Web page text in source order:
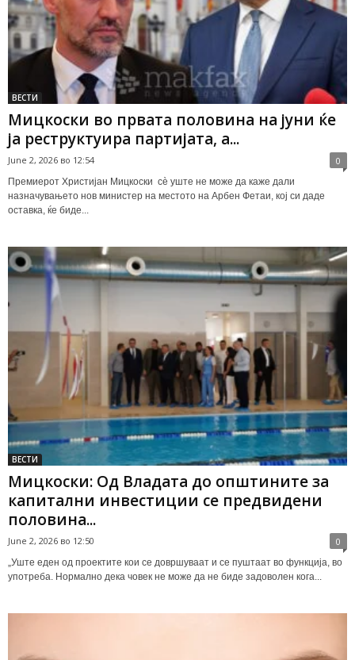
ВЕСТИ
Мицкоски во првата половина на јуни ќе
ја реструктуира партијата, а...
June 2, 2026 во 12:54 0
Премиерот Христијан Мицкоски сè уште не може да каже дали
назначувањето нов министер на местото на Арбен Фетаи, кој си даде
оставка, ќе биде...
ВЕСТИ
Мицкоски: Од Владата до општините за
капитални инвестиции се предвидени
половина...
June 2, 2026 во 12:50 0
„Уште еден од проектите кои се довршуваат и се пуштаат во функција, во
употреба. Нормално дека човек не може да не биде задоволен кога...